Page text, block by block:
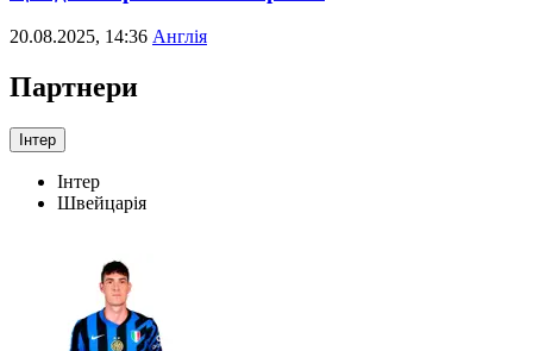
20.08.2025, 14:36 Англія
Партнери
Інтер
Інтер
Швейцарія